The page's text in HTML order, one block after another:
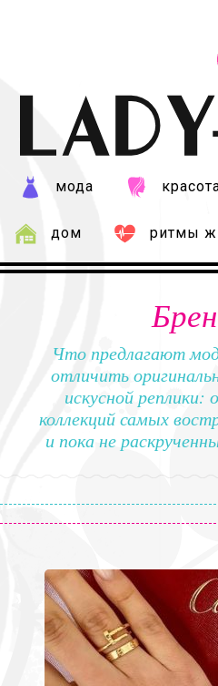
мода
дом ритмы
Что предлагают
отличить
искусной реплики:
коллекций самых
и пока не